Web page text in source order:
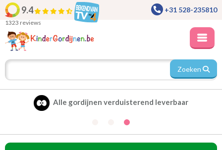
9.4
1323 reviews
+31 528-235810
Zoeken
Alle gordijnen verduisterend leverbaar